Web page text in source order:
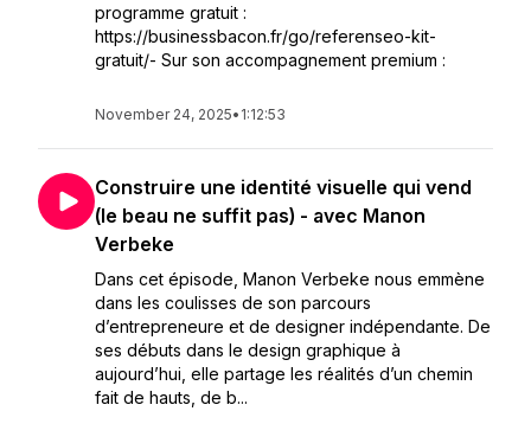
programme gratuit :
https://businessbacon.fr/go/referenseo-kit-
gratuit/- Sur son accompagnement premium :
November 24, 2025• 1:12:53
Construire une identité visuelle qui vend
(le beau ne suffit pas) - avec Manon
Verbeke
Dans cet épisode, Manon Verbeke nous emmène
dans les coulisses de son parcours
d’entrepreneure et de designer indépendante. De
ses débuts dans le design graphique à
aujourd’hui, elle partage les réalités d’un chemin
fait de hauts, de b...